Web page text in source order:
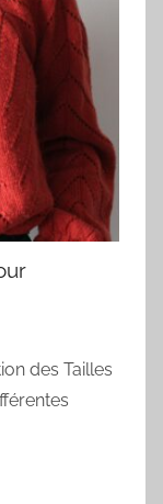
des Tailles